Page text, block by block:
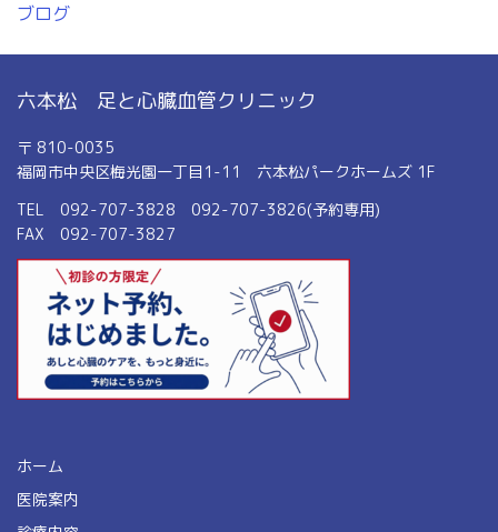
ブログ
六本松 足と心臓血管クリニック
〒 810-0035
福岡市中央区梅光園一丁目1-11 六本松パークホームズ 1F
TEL 092-707-3828 092-707-3826(予約専用)
FAX 092-707-3827
ホーム
医院案内